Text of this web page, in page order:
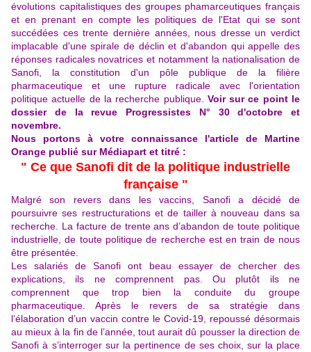
évolutions capitalistiques des groupes phamarceutiques français
et en prenant en compte les politiques de l'Etat qui se sont
succédées ces trente dernière années, nous dresse un verdict
implacable d'une spirale de déclin et d'abandon qui appelle des
réponses radicales novatrices et notamment la nationalisation de
Sanofi, la constitution d'un pôle publique de la filière
pharmaceutique et une rupture radicale avec l'orientation
politique actuelle de la recherche publique. Voir sur ce point le
dossier de la revue Progressistes N° 30 d'octobre et
novembre.
Nous portons à votre connaissance l'article de Martine
Orange publié sur Médiapart et titré :
" Ce que Sanofi dit de la politique industrielle
française "
Malgré son revers dans les vaccins, Sanofi a décidé de
poursuivre ses restructurations et de tailler à nouveau dans sa
recherche. La facture de trente ans d’abandon de toute politique
industrielle, de toute politique de recherche est en train de nous
être présentée.
Les salariés de Sanofi ont beau essayer de chercher des
explications, ils ne comprennent pas. Ou plutôt ils ne
comprennent que trop bien la conduite du groupe
pharmaceutique. Après le revers de sa stratégie dans
l’élaboration d’un vaccin contre le Covid-19, repoussé désormais
au mieux à la fin de l’année, tout aurait dû pousser la direction de
Sanofi à s’interroger sur la pertinence de ses choix, sur la place